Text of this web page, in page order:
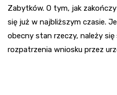
Zabytków. O tym, jak
się już w najbliższym czasie.
obecny stan rzeczy, należy
rozpatrzenia wniosku przez